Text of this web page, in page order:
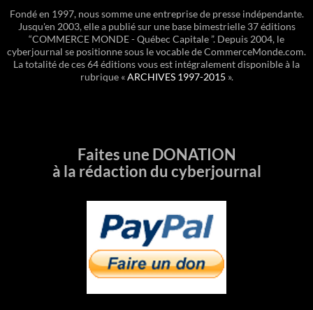
Fondé en 1997, nous somme une entreprise de presse indépendante.
Jusqu'en 2003, elle a publié sur une base bimestrielle 37 éditions
“COMMERCE MONDE - Québec Capitale ”. Depuis 2004, le
cyberjournal se positionne sous le vocable de CommerceMonde.com.
La totalité de ces 64 éditions vous est intégralement disponible à la
rubrique «ARCHIVES 1997-2015 ».
Faites une DONATION
à la rédaction du cyberjournal